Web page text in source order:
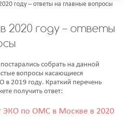
году – ответы на главные вопросы
2020 году – ответы
собрать на данной
вопросы касающиеся
2019 году. Краткий перечень
получить ответ:
ЭКО по ОМС в Москве в 2020